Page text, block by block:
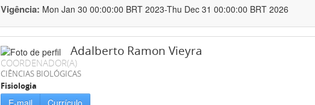
Vigência: Mon Jan 30 00:00:00 BRT 2023-Thu Dec 31 00:00:00 BRT 2026
Adalberto Ramon Vieyra
COORDENADOR(A)
CIÊNCIAS BIOLÓGICAS
Fisiologia